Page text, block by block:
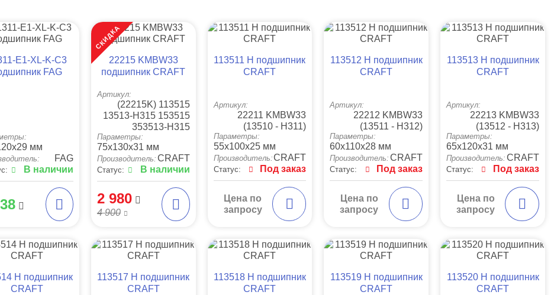
E1-XL-K-C3
FAG
мм
FAG
В наличии
СКИДКА
22215 KMBW33
подшипник CRAFT
Артикул:
(22215K) 113515
13513-H315 153515
353513-H315
Параметры:
75x130x31 мм
Производитель: CRAFT
Статус: В наличии
2 980
4 900
113511 Н подшипник
CRAFT
Артикул:
22211 KMBW33
(13510 - H311)
Параметры:
55x100x25 мм
Производитель:CRAFT
Статус: Под заказ
Цена по
запросу
113512 Н подшипник
CRAFT
Артикул:
22212 KMBW33
(13511 - H312)
Параметры:
60x110x28 мм
Производитель: CRAFT
Статус: Под заказ
Цена по
запросу
113513 Н подшипник
CRAFT
Артикул:
22213 KMBW33
(13512 - H313)
Параметры:
65x120x31 мм
Производитель: CRAFT
Статус: Под заказ
Цена по
запросу
Н подшипник
CRAFT
113517 Н подшипник
CRAFT
113518 Н подшипник
CRAFT
113519 Н подшипник
CRAFT
113520 Н подшипник
CRAFT